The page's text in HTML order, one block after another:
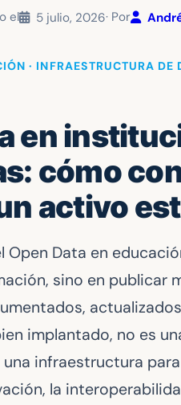
el 5 julio, 2026· Por
· INFRAESTRUCTURA
en
cómo
activo
Open Data en
sino en publicar
implantado, no es
infraestructura
la